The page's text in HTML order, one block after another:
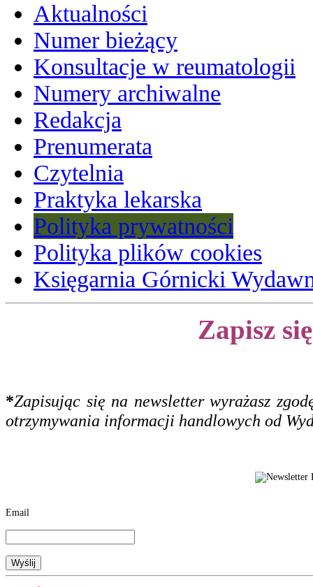
Aktualności
Numer bieżący
Konsultacje w reumatologii
Numery archiwalne
Redakcja
Prenumerata
Czytelnia
Praktyka lekarska
Polityka prywatności
Polityka plików cookies
Księgarnia Górnicki
Zapisz
*Zapisując się na newsletter wyrażasz
otrzymywania informacji handlowych od
Email